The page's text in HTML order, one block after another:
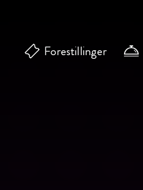
Forestillinger